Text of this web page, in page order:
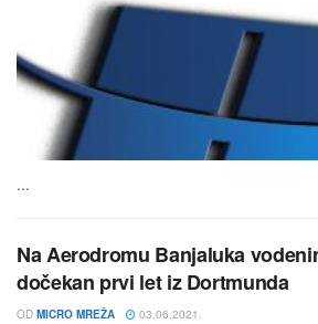
...
Na Aerodromu Banjaluka
dočekan prvi let iz Dortmunda
OD MICRO MREŽA 03.06.2021.